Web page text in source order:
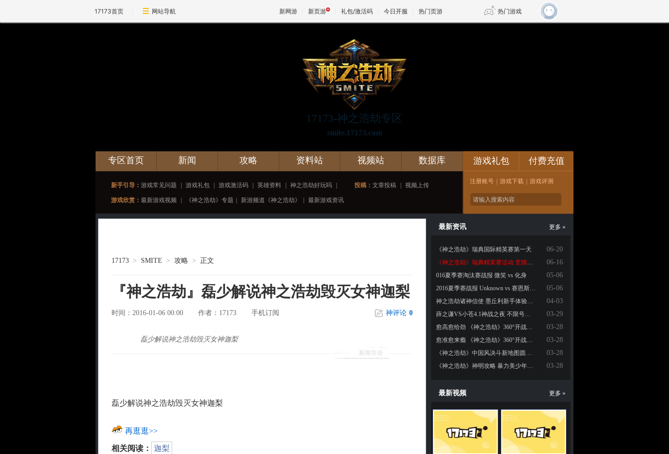
17173首页 网站导航 新网游 新页游 礼包/激活码 今日开服 热门页游 热门游戏
17173-神之浩劫专区
smite.17173.com
专区首页 新闻 攻略 资料站 视频站 数据库 论坛
新手引导： 游戏常见问题 游戏礼包 游戏激活码 英雄资料 神之浩劫好玩吗 投稿： 文章投稿 视频上传
游戏欣赏： 最新游戏视频 《神之浩劫》专题 新游频道《神之浩劫》 最新游戏资讯
游戏礼包 付费充值
注册账号 游戏下载 游戏评测
17173 > SMITE > 攻略 > 正文
『神之浩劫』磊少解说神之浩劫毁灭女神迦梨
时间：2016-01-06 00:00 作者： 17173 手机订阅 神评论 0
新闻导语
磊少解说神之浩劫毁灭女神迦梨
磊少解说神之浩劫毁灭女神迦梨
再逛逛>>
相关阅读： 迦梨
最新资讯
06-20
《神之浩劫》瑞典国际精英赛第一天
06-16
《神之浩劫》瑞典精英赛活动 竞猜得大奖
05-06
016夏季赛淘汰赛战报 微笑 vs 化身
05-06
2016夏季赛战报 Unknown vs 赛恩斯小学
04-03
神之浩劫诸神信使 墨丘利新手体验心情
03-29
薛之谦VS小苍4.1神战之夜 不限号开测直播阵容大揭秘
03-28
愈高愈给劲 《神之浩劫》360°开战之高空GANK
03-28
愈准愈来瘾 《神之浩劫》360°开战之无锁定攻击
03-28
《神之浩劫》中国风决斗新地图圆儿时大闹天宫之梦
03-28
《神之浩劫》神明攻略 暴力美少年哪吒
更多 »
最新视频 更多 »